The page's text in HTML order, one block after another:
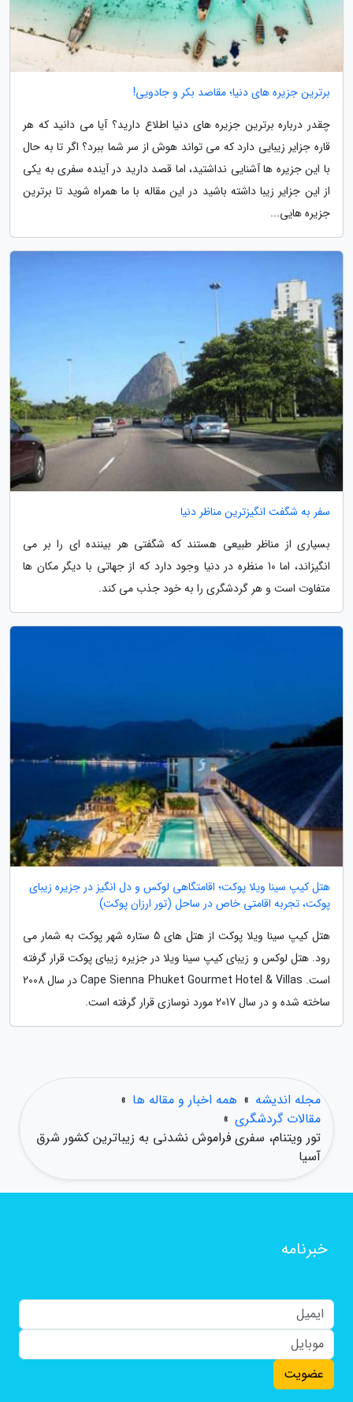
برترین جزیره های دنیا؛ مقاصد بکر و جادویی!
چقدر درباره برترین جزیره های دنیا اطلاع دارید؟ آیا می دانید که هر
قاره جزایر زیبایی دارد که می تواند هوش از سر شما ببرد؟ اگر تا به حال
با این جزیره ها آشنایی نداشتید، اما قصد دارید در آینده سفری به یکی
از این جزایر زیبا داشته باشید در این مقاله با ما همراه شوید تا برترین
جزیره هایی...
سفر به شگفت انگیزترین مناظر دنیا
بسیاری از مناظر طبیعی هستند که شگفتی هر بیننده ای را بر می
انگیزاند، اما 10 منظره در دنیا وجود دارد که از جهاتی با دیگر مکان ها
متفاوت است و هر گردشگری را به خود جذب می کند.
هتل کیپ سینا ویلا پوکت؛ اقامتگاهی لوکس و دل انگیز در جزیره زیبای
پوکت، تجربه اقامتی خاص در ساحل (تور ارزان پوکت)
هتل کیپ سینا ویلا پوکت از هتل های 5 ستاره شهر پوکت به شمار می
رود. هتل لوکس و زیبای کیپ سینا ویلا در جزیره زیبای پوکت قرار گرفته
است. Cape Sienna Phuket Gourmet Hotel & Villas در سال 2008
ساخته شده و در سال 2017 مورد نوسازی قرار گرفته است.
مجله اندیشه » همه اخبار و مقاله ها »
مقالات گردشگری »
تور ویتنام، سفری فراموش نشدنی به زیباترین کشور شرق
آسیا
خبرنامه
عضویت